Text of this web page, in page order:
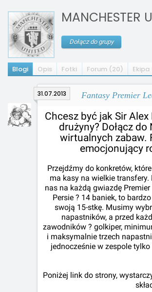
MANCHESTER
Dołącz do grupy
Blogi Opis Fotki Forum (20)
31.07.2013 Fantasy Premier
Chcesz być jak Sir
drużyny? Dołącz
wirtualnych zabaw.
emocjonujący
Przejdźmy do konkretów,
ma kasy na wielkie
nas na każdą gwiazdę
Persie ? 14 baniek, to
swoją 15-stkę. Musimy
napastników, a przed
zawodników ? golkiper,
i maksymalnie trzech
jednocześnie w zespole
Poniżej link do strony,